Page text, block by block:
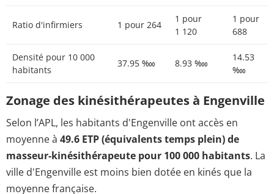
Ratio d'infirmiers 1 pour 264
1 pour
1 120
1 pour
688
Densité pour 10 000
habitants
37.95 ‱ 8.93 ‱
14.53
‱
Zonage des kinésithérapeutes à Engenville
Selon l’APL, les habitants d'Engenville ont accès en
moyenne à 49.6 ETP (équivalents temps plein) de
masseur-kinésithérapeute pour 100 000 habitants. La
ville d'Engenville est moins bien dotée en kinés que la
moyenne française.